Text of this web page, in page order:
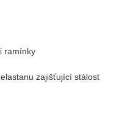
ramínky
zajišťující stálost